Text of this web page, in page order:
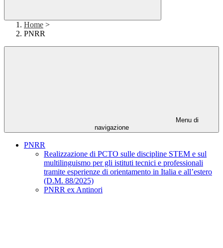
Home >
PNRR
Menu di
navigazione
PNRR
Realizzazione di PCTO sulle discipline STEM e sul
multilinguismo per gli istituti tecnici e professionali
tramite esperienze di orientamento in Italia e all’estero
(D.M. 88/2025)
PNRR ex Antinori